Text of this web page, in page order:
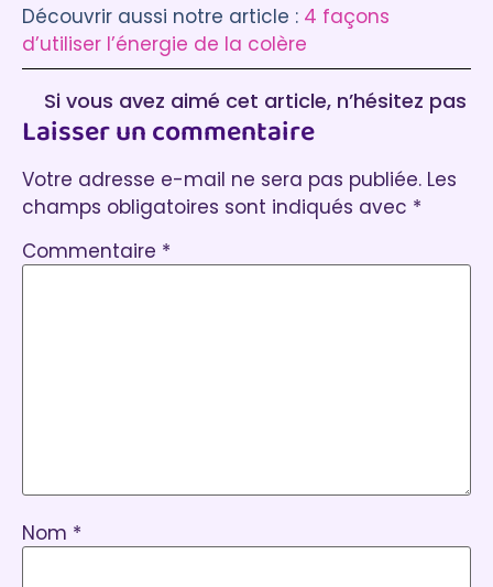
Découvrir aussi notre article : 4 façons
d’utiliser l’énergie de la colère
Si vous avez aimé cet article, n’hésitez pas
à laisser un commentaire :)
Laisser un commentaire
Votre adresse e-mail ne sera pas publiée. Les
champs obligatoires sont indiqués avec *
Commentaire *
Nom *